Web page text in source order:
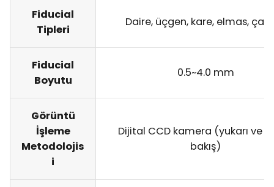
Fiducial
Tipleri
Daire, üçgen, kare, elmas,
Fiducial
Boyutu
0.5~4.0 mm
Görüntü
İşleme
Metodolojis
i
Dijital CCD kamera (yukarı ve
bakış)